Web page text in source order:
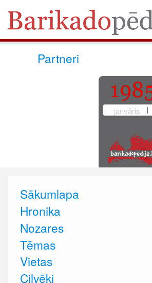
Partneri
janvāris
Sākumlapa
Hronika
Nozares
Tēmas
Vietas
Cilvēki